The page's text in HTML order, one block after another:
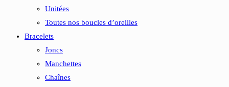
Unitées
Toutes nos boucles d’oreilles
Bracelets
Joncs
Manchettes
Chaînes